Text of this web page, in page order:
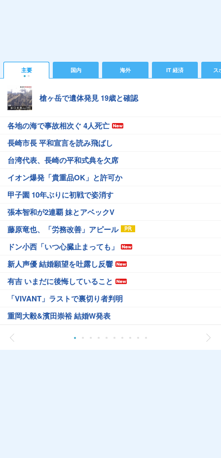
主要 国内 海外 IT 経済 ス
槍ヶ岳で遺体発見 19歳と確認
各地の海で事故相次ぐ 4人死亡
長崎市長 平和宣言を読み飛ばし
台湾代表、長崎の平和式典を欠席
イオン爆発「貴重品OK」と許可か
甲子園 10年ぶりに初戦で姿消す
張本智和が2連覇 妹とアベックV
藤原竜也、「労務改善」アピール
ドン小西「いつ心臓止まっても」
新人声優 結婚願望を吐露し反響
有吉 いまだに後悔していること
「VIVANT」ラストで裏切り者判明
重岡大毅&濱田崇裕 結婚W発表